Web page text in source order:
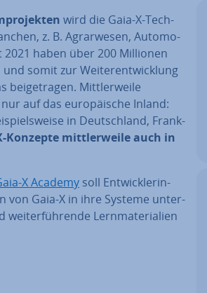
wird die Gaia-X-Tech­
z. B. Agrar­we­sen, Au­to­mo­
haben über 200 Millionen
somit zur Wei­ter­ent­wick­lung
bei­getra­gen. Mitt­ler­wei­le
auf das eu­ro­päi­sche Inland:
in Deutsch­land, Frank­
Konzepte mitt­ler­wei­le auch in
X Academy soll Ent­wick­le­rin­
von Gaia-X in ihre Systeme un­ter­
wei­ter­füh­ren­de Lern­ma­te­ria­li­en